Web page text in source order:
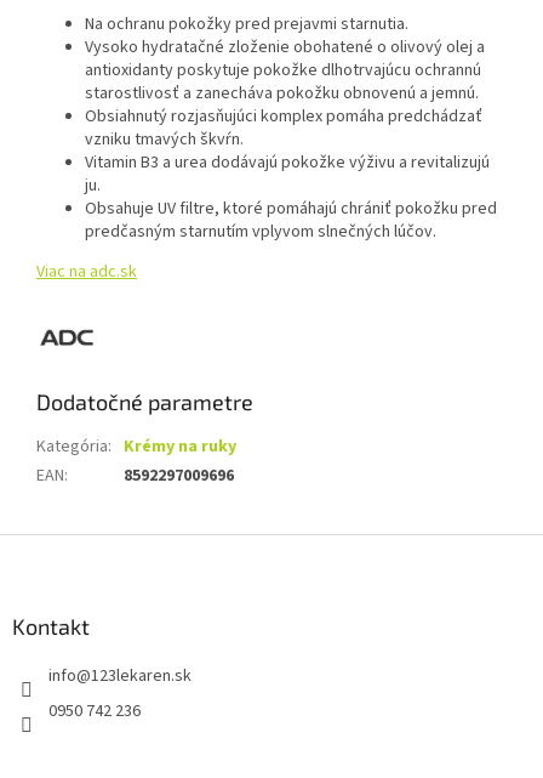
Na ochranu pokožky pred prejavmi starnutia.
Vysoko hydratačné zloženie obohatené o olivový olej a
antioxidanty poskytuje pokožke dlhotrvajúcu ochrannú
starostlivosť a zanecháva pokožku obnovenú a jemnú.
Obsiahnutý rozjasňujúci komplex pomáha predchádzať
vzniku tmavých škvŕn.
Vitamin B3 a urea dodávajú pokožke výživu a revitalizujú
ju.
Obsahuje UV filtre, ktoré pomáhajú chrániť pokožku pred
predčasným starnutím vplyvom slnečných lúčov.
Viac na adc.sk
Dodatočné parametre
Kategória: Krémy na ruky
EAN: 8592297009696
Kontakt
info@123lekaren.sk
0950 742 236